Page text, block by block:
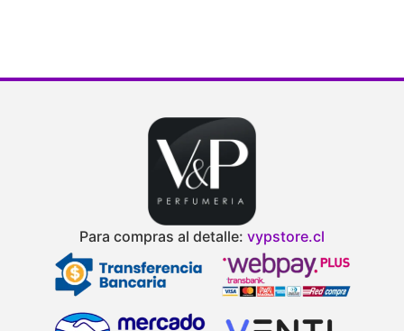
Para compras al detalle: vypstore.cl